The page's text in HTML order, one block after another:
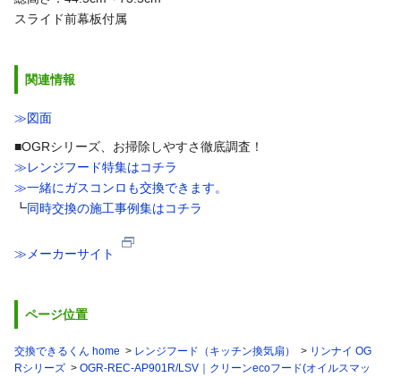
スライド前幕板付属
関連情報
≫図面
■OGRシリーズ、お掃除しやすさ徹底調査！
≫レンジフード特集はコチラ
≫一緒にガスコンロも交換できます。
┗同時交換の施工事例集はコチラ
≫メーカーサイト
ページ位置
交換できるくん home レンジフード（キッチン換気扇）
リンナイ OG
Rシリーズ
OGR-REC-AP901R/LSV｜クリーンecoフード(オイルスマッ